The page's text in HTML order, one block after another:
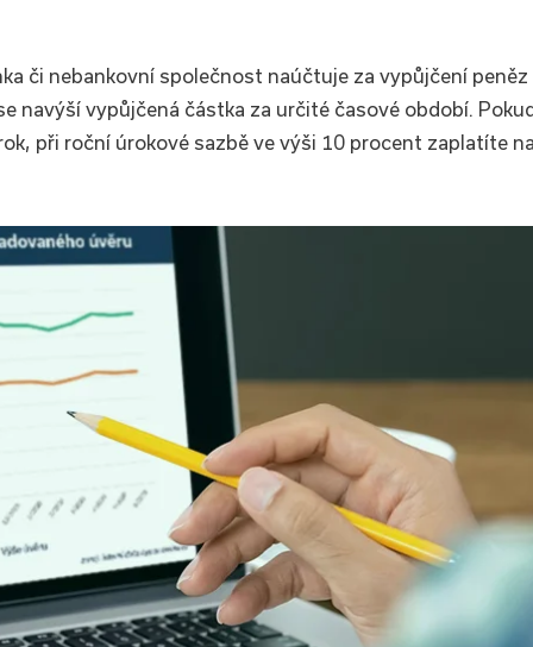
či nebankovní společnost naúčtuje za vypůjčení peněz
navýší vypůjčená částka za určité časové období.
při roční úrokové sazbě ve výši 10 procent zaplatíte